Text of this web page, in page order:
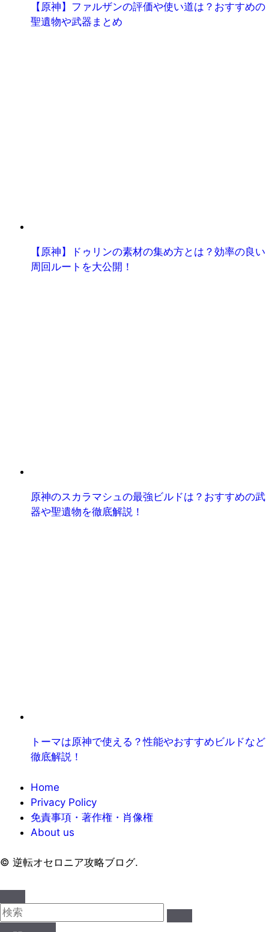
【原神】ファルザンの評価や使い道は？おすすめの
聖遺物や武器まとめ
【原神】ドゥリンの素材の集め方とは？効率の良い
周回ルートを大公開！
原神のスカラマシュの最強ビルドは？おすすめの武
器や聖遺物を徹底解説！
トーマは原神で使える？性能やおすすめビルドなど
徹底解説！
Home
Privacy Policy
免責事項・著作権・肖像権
About us
© 逆転オセロニア攻略ブログ.